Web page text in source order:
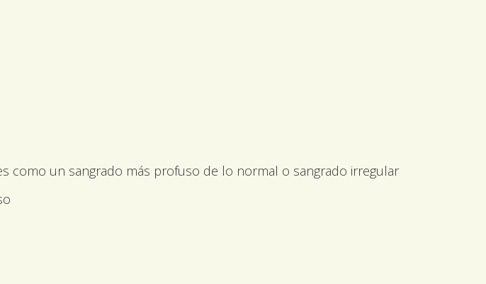
como un sangrado más profuso de lo normal o sangrado irregular